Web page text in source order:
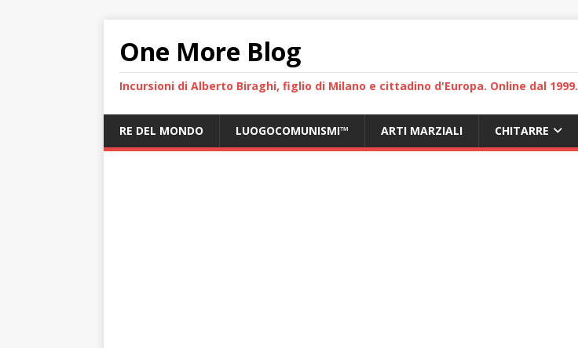
One More Blog
Incursioni di Alberto Biraghi, figlio di Milano e cittadino d'Europa. Online dal 1999.
RE DEL MONDO LUOGOCOMUNISMI™ ARTI MARZIALI CHITARRE